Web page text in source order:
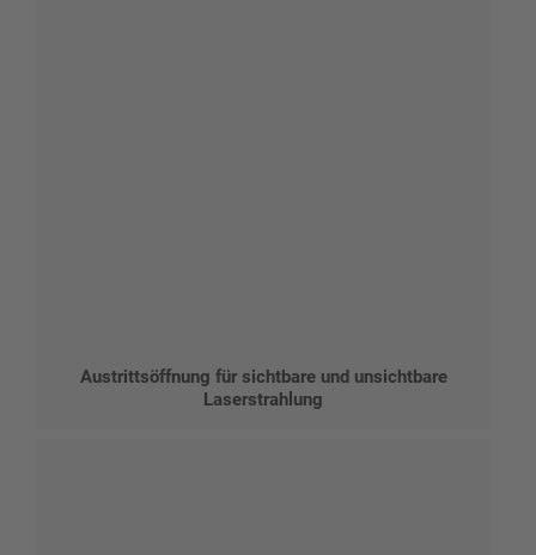
Austrittsöffnung für sichtbare und unsichtbare
Laserstrahlung